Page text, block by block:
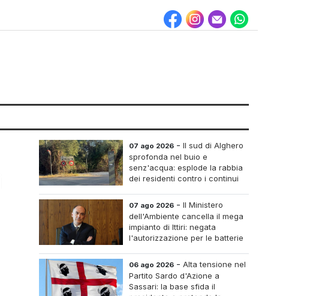
07 ago 2026 - Il sud di Alghero
sprofonda nel buio e
senz'acqua: esplode la rabbia
dei residenti contro i continui
07 ago 2026 - Il Ministero
dell'Ambiente cancella il mega
impianto di Ittiri: negata
l'autorizzazione per le batterie
06 ago 2026 - Alta tensione nel
Partito Sardo d'Azione a
Sassari: la base sfida il